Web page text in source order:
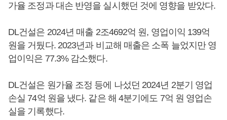
가율 조정과 대손 반영을 실시했던 것에 영향을 받았다.
DL건설은 2024년 매출 2조4692억 원, 영업이익 139억
원을 거뒀다. 2023년과 비교해 매출은 소폭 늘었지만 영
업이익은 77.3% 감소했다.
DL건설은 원가율 조정 등에 나섰던 2024년 2분기 영업
손실 74억 원을 냈다. 같은 해 4분기에도 7억 원 영업손
실을 기록했다.